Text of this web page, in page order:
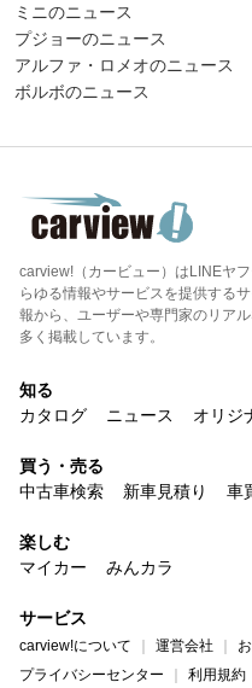
ミニのニュース
プジョーのニュース
アルファ・ロメオのニュース
ボルボのニュース
carview!（カービュー）はLINEヤ
らゆる情報やサービスを提供する
報から、ユーザーや専門家のリア
多く掲載しています。
知る
カタログ
ニュース オリジ
買う・売る
中古車検索
新車見積り 車
楽しむ
マイカー
みんカラ
サービス
carview!について 運営会社
プライバシーセンター
利用規約